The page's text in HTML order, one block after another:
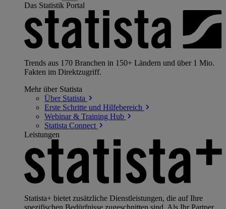
Das Statistik Portal
Trends aus 170 Branchen in 150+ Ländern und über 1 Mio.
Fakten im Direktzugriff.
Mehr über Statista
Über Statista
Erste Schritte und Hilfebereich
Webinar & Training Hub
Statista Connect
Leistungen
Statista+ bietet zusätzliche Dienstleistungen, die auf Ihre
spezifischen Bedürfnisse zugeschnitten sind. Als Ihr Partner